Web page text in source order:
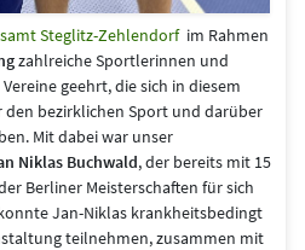
Steglitz-Zehlendorfim Rahmen
zahlreiche Sportlerinnen und
geehrt, die sich in diesem
den bezirklichen Sport und darüber
Mit dabei war unser
Niklas Buchwald, der bereits mit 15
Berliner Meisterschaften für sich
Jan-Niklas krankheitsbedingt
teilnehmen, zusammen mit